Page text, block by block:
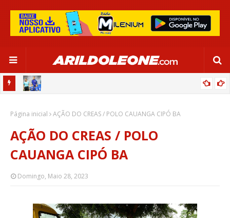
SALVADOR
Página inicial AÇÃO DO CREAS / POLO CAUANGA CIPÓ BA
AÇÃO DO CREAS / POLO
CAUANGA CIPÓ BA
Domingo, Maio 28, 2023